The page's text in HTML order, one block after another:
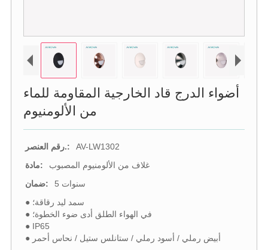
أضواء الدرج قاد الخارجية المقاومة للماء
من الألومنيوم
رقم العنصر.:
AV-LW1302
مادة:
غلاف من الألومنيوم المصبوب
ضمان:
5 سنوات
● سمد ليد رقاقة؛
● في الهواء الطلق أدى ضوء الخطوة؛
● IP65
● أبيض رملي / أسود رملي / ستانلس ستيل / نحاس أحمر